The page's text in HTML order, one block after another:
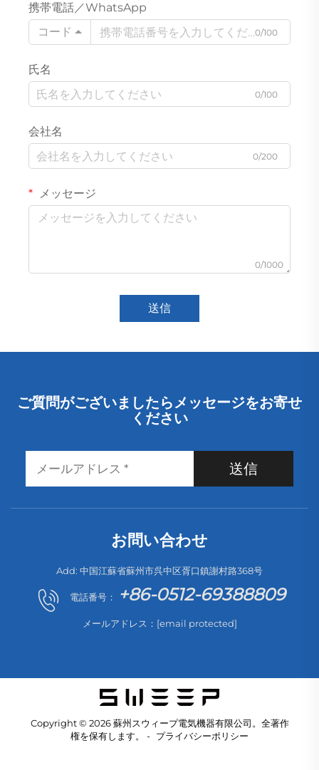
携帯電話／WhatsApp
コード
0/100
氏名
0/100
会社名
0/200
メッセージ
0/1000
送信
ご質問がございましたらメッセージをお寄せ
ください
送信
お問い合わせ
Add: 中国江蘇省蘇州市呉中区胥口鎮謝村路368号
電話番号： +86-0512-69388809
メールアドレス： [email protected]
Copyright © 2026 蘇州スウィープ電気機器有限公司。全著作
権を保有します。 - プライバシーポリシー